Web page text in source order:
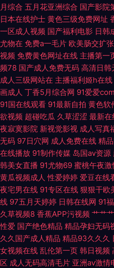
14p 91香蕉小视频 狠狠撸视频大导航
有码专区 欧美日韩啪啪 五月花AAA
利导航 探花精选AV 91拍拍拍在线 大
第三页 91黄日 超碰操逼网 激情东京
片免费看 久草资源色 日本操逼逼 伊
A片 在线成人福利av www情色五月
水后入 成人超碰碰在线 久久精品久
黑美女 久草国产原创 丝足交在线 91
四虎音影 91视频国产足交 东京热亚
热大香蕉 黄色免费网站看片 人妻重
制服91国产 欧亚A片资源 亚洲色图
月综合 五月花亚洲综合 国产影院
日本在线护士 黄色三级免费网址
一区成人视频 国产福利电影 日韩
尤物在 免费a一毛片 欧美肠交扩
视频 免费黄色网址在线 主播第一
频78 国产成人免费无码 高清日韩
成人三级网站在 主播福利姬h在线
画成人 丁香5月综合网 91爱爱com
91国在线观看 91最新自拍 黄色软
欲视频 超碰吃瓜 久草涩涩 最新在
夜寂寞影院 新视觉影视 成人写真
无码 97日穴网 成人免费在线 精
在线播放 91制作传媒 岛国av资源
韩美女直播 91尤物69 蜜桃午夜激
黄瓜视频成人 性爱婷婷 爱豆在线
夜宅男在线 91专区在线 狠狠干欧
线 97五月天婷婷 日韩在线网 91
久草视频8 香蕉APP污视频 艹艹
性爱 国产绝色精品 精品孕妇无码
久久国产成人精品 精品93久久久
女视频在线 乱伦第一页 韩日视频
区 成人无码高清毛片 亚洲av激情